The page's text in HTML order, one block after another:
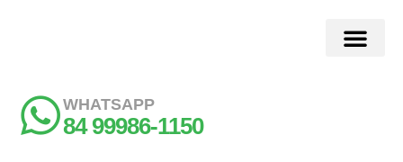
WHATSAPP
84 99986-1150